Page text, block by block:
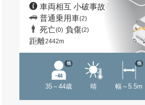
車両相互 小破事故
普通乗用車(2)
死亡(0) 負傷(2)
距離2442m
35～44歳
他
晴 幅～5.5m
他